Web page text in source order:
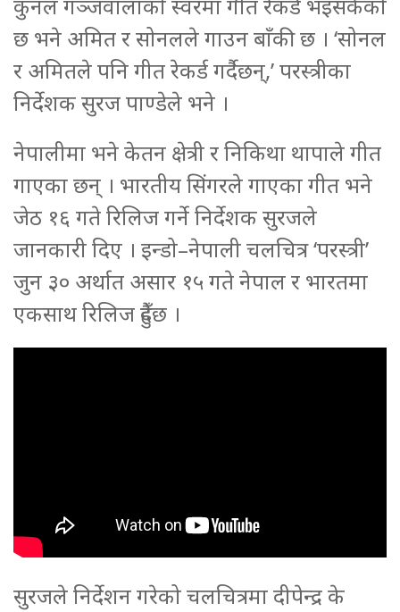
छ भने अमित र सोनलले गाउन बाँकी छ । ‘सोनल
र अमितले पनि गीत रेकर्ड गर्दैछन्,’ परस्त्रीका
निर्देशक सुरज पाण्डेले भने ।
नेपालीमा भने केतन क्षेत्री र निकिथा थापाले गीत
गाएका छन् । भारतीय सिंगरले गाएका गीत भने
जेठ १६ गते रिलिज गर्ने निर्देशक सुरजले
जानकारी दिए । इन्डो–नेपाली चलचित्र ‘परस्त्री’
जुन ३० अर्थात असार १५ गते नेपाल र भारतमा
एकसाथ रिलिज हुँदैछ ।
सुरजले निर्देशन गरेको चलचित्रमा दीपेन्द्र के